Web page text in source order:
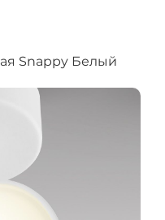
Snappy Белый